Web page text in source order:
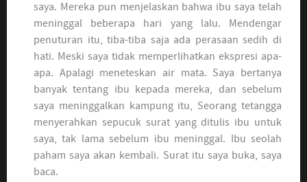
saya. Mereka pun menjelaskan bahwa ibu saya telah
meninggal beberapa hari yang lalu. Mendengar
penuturan itu, tiba-tiba saja ada perasaan sedih di
hati. Meski saya tidak memperlihatkan ekspresi apa-
apa. Apalagi meneteskan air mata. Saya bertanya
banyak tentang ibu kepada mereka, dan sebelum
saya meninggalkan kampung itu, Seorang tetangga
menyerahkan sepucuk surat yang ditulis ibu untuk
saya, tak lama sebelum ibu meninggal. Ibu seolah
paham saya akan kembali. Surat itu saya buka, saya
baca.